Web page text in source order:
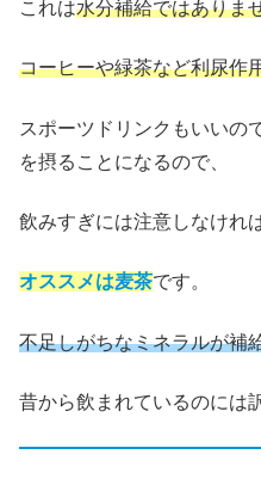
これは水分補給ではありま
コーヒーや緑茶など利尿作
スポーツドリンクもいいの
を摂ることになるので、
飲みすぎには注意しなけれ
オススメは麦茶です。
不足しがちなミネラルが補
昔から飲まれているのには